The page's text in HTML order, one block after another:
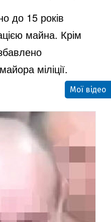
до 15 років
майна. Крім
міліції.
Мої відео